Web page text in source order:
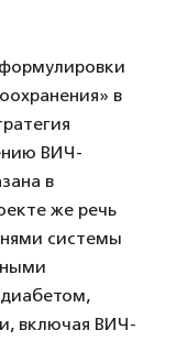
в
ВИЧ-
в
же речь
системы
включая ВИЧ-